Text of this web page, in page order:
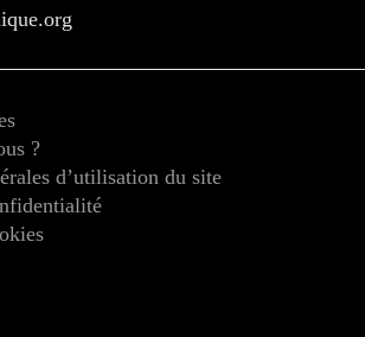
?
d’utilisation du site